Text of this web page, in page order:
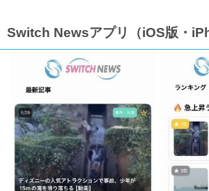
Switch Newsアプリ（iOS版・